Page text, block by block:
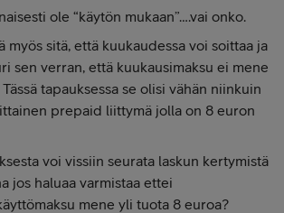
ole “käytön mukaan”….vai onko.
myös sitä, että kuukaudessa voi soittaa ja
sen verran, että kuukausimaksu ei mene
tapauksessa se olisi vähän niinkuin
prepaid liittymä jolla on 8 euron
voi vissiin seurata laskun kertymistä
jos haluaa varmistaa ettei
mene yli tuota 8 euroa?